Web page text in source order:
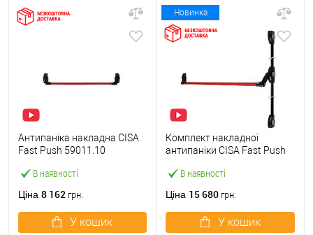
В наявності
Антипаніка накладна CISA
Fast Push 59011.10
штангою 900 мм червона
Ціна 8 162 грн.
У кошик
Новинка
В наявності
Комплект накладної
антипаніки CISA Fast Push
точковий вбік червона
Ціна 15 680 грн.
У кошик